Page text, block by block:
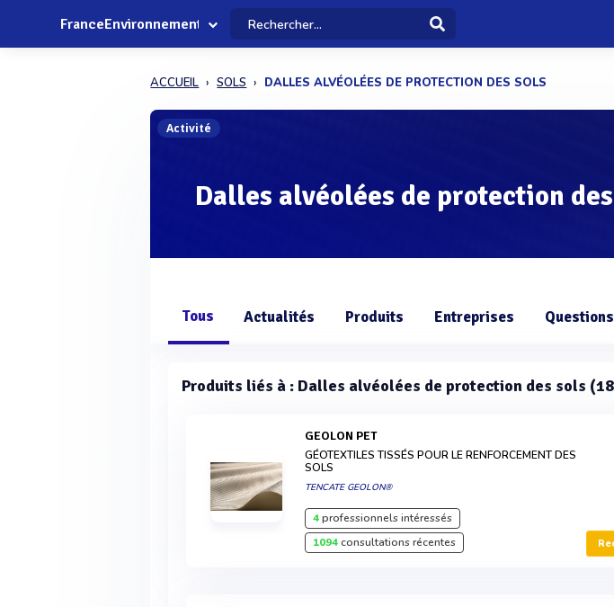
FranceEnvironnement
ACCUEIL SOLS DALLES ALVÉOLÉES DE PROTECTION DES SOLS
Activité
Dalles alvéolées de protection
Tous Actualités Produits Entreprises Questions
Produits liés à : Dalles alvéolées de protection des sols
GEOLON PET
GÉOTEXTILES TISSÉS POUR LE RENFORCEMENT DES
SOLS
TENCATE GEOLON®
4professionnels intéressés
1094consultations récentes